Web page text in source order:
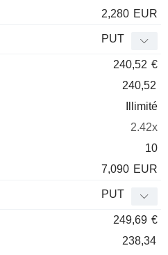
2,280 EUR
PUT
240,52 €
240,52
Illimité
2.42x
10
7,090 EUR
PUT
249,69 €
238,34